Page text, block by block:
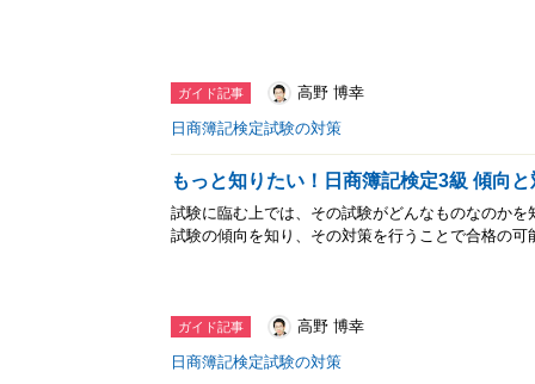
ガイド記事
高野 博幸
日商簿記検定試験の対策
もっと知りたい！日商簿記検定3級 傾向と
試験に臨む上では、その試験がどんなものなのかを
試験の傾向を知り、その対策を行うことで合格の可
ガイド記事
高野 博幸
日商簿記検定試験の対策